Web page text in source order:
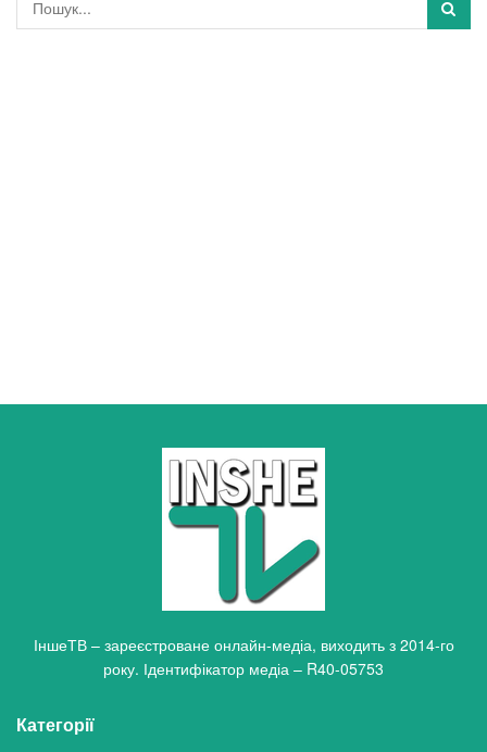
ІншеТВ – зареєстроване онлайн-медіа, виходить з 2014-го
року. Ідентифікатор медіа – R40-05753
Категорії